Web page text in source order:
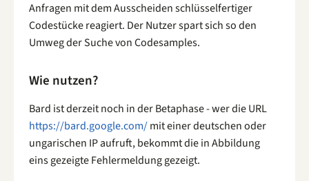
Anfragen mit dem Ausscheiden schlüsselfertiger
Codestücke reagiert. Der Nutzer spart sich so den
Umweg der Suche von Codesamples.
Wie nutzen?
Bard ist derzeit noch in der Betaphase - wer die URL
https://bard.google.com/mit einer deutschen oder
ungarischen IP aufruft, bekommt die in Abbildung
eins gezeigte Fehlermeldung gezeigt.